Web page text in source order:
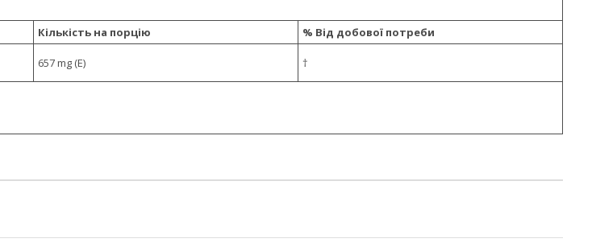
Кількість на порцію
% Від добової потреби
657 mg (E) †